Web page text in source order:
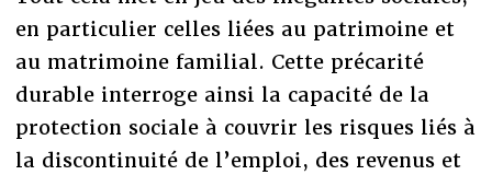
en particulier celles liées au patrimoine et
au matrimoine familial. Cette précarité
durable interroge ainsi la capacité de la
protection sociale à couvrir les risques liés à
la discontinuité de l’emploi, des revenus et